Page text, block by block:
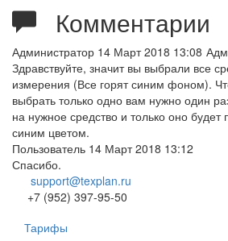
Комментарии
Администратор 14 Март 2018 13:08
Здравствуйте, значит вы выбрали все
измерения (Все горят синим фоном).
выбрать только одно вам нужно один
на нужное средство и только оно будет
синим цветом.
Пользователь 14 Март 2018 13:12
Спасибо.
support@texplan.ru
+7 (952) 397-95-50
Тарифы